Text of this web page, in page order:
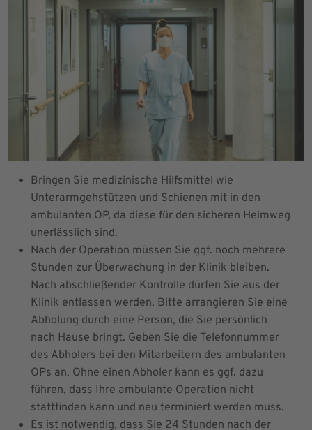
Bringen Sie medizinische Hilfsmittel wie
Unterarmgehstützen und Schienen mit in den
ambulanten OP, da diese für den sicheren Heimweg
unerlässlich sind.
Nach der Operation müssen Sie ggf. noch mehrere
Stunden zur Überwachung in der Klinik bleiben.
Nach abschließender Kontrolle dürfen Sie aus der
Klinik entlassen werden. Bitte arrangieren Sie eine
Abholung durch eine Person, die Sie persönlich
nach Hause bringt. Geben Sie die Telefonnummer
des Abholers bei den Mitarbeitern des ambulanten
OPs an. Ohne einen Abholer kann es ggf. dazu
führen, dass Ihre ambulante Operation nicht
stattfinden kann und neu terminiert werden muss.
Es ist notwendig, dass Sie 24 Stunden nach der